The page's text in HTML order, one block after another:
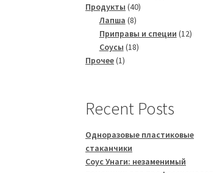
Продукты 4040
Лапша 88
товаров
Приправы и специи 1212
Соусы 1818
Прочее 11
Recent Posts
Одноразовые пластиковые
стаканчики
Соус Унаги: незаменимый